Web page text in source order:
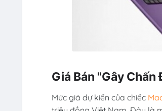
Giá Bán "Gây
Mức giá dự kiến của chiếc